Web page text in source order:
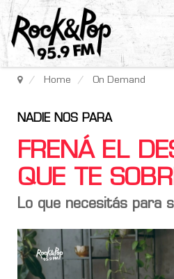
Home On Demand
NADIE NOS PARA
FRENÁ EL
QUE TE
Lo que necesitás para